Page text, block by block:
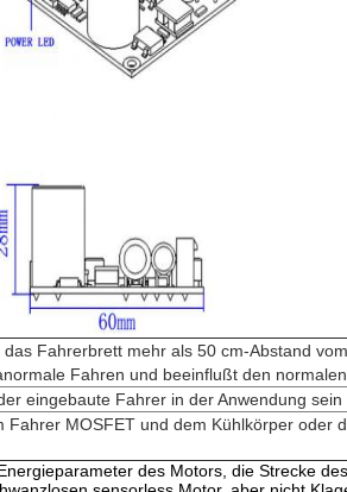
Fahrerbrett mehr als 50 cm-Abstand
Fahren und beeinflußt den normalen
eingebaute Fahrer in der Anwendung sein
Fahrer MOSFET und dem Kühlkörper oder
des Motors, die Strecke